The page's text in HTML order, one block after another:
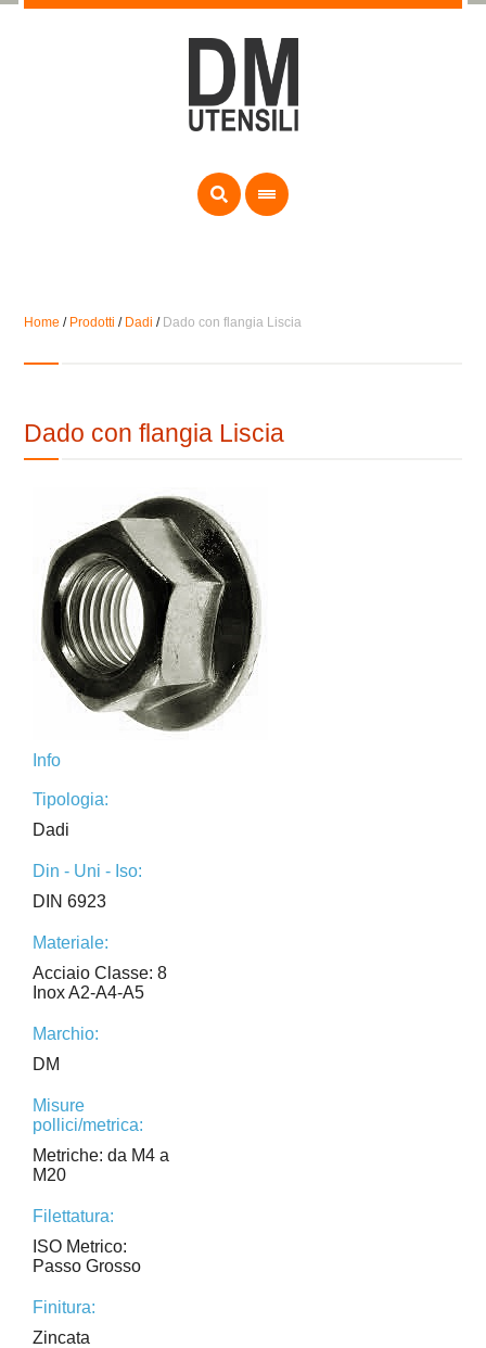
Home / Prodotti / Dadi / Dado con flangia Liscia
Dado con flangia Liscia
Info
Tipologia:
Dadi
Din - Uni - Iso:
DIN 6923
Materiale:
Acciaio Classe: 8
Inox A2-A4-A5
Marchio:
DM
Misure
pollici/metrica:
Metriche: da M4 a
M20
Filettatura:
ISO Metrico:
Passo Grosso
Finitura:
Zincata